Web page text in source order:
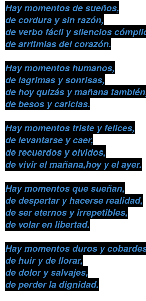
Hay momentos de sueños,
de cordura y sin razón,
de verbo fácil y silencios
de arritmias del corazón.
Hay momentos humanos,
de lagrimas y sonrisas,
de hoy quizás y mañana
de besos y caricias.
Hay momentos triste y felices,
de levantarse y caer,
de recuerdos y olvidos,
de vivir el mañana,hoy y el ayer.
Hay momentos que sueñan,
de despertar y hacerse realidad,
de ser eternos y irrepetibles,
de volar en libertad.
Hay momentos duros y
de huir y de llorar,
de dolor y salvajes,
de perder la dignidad.